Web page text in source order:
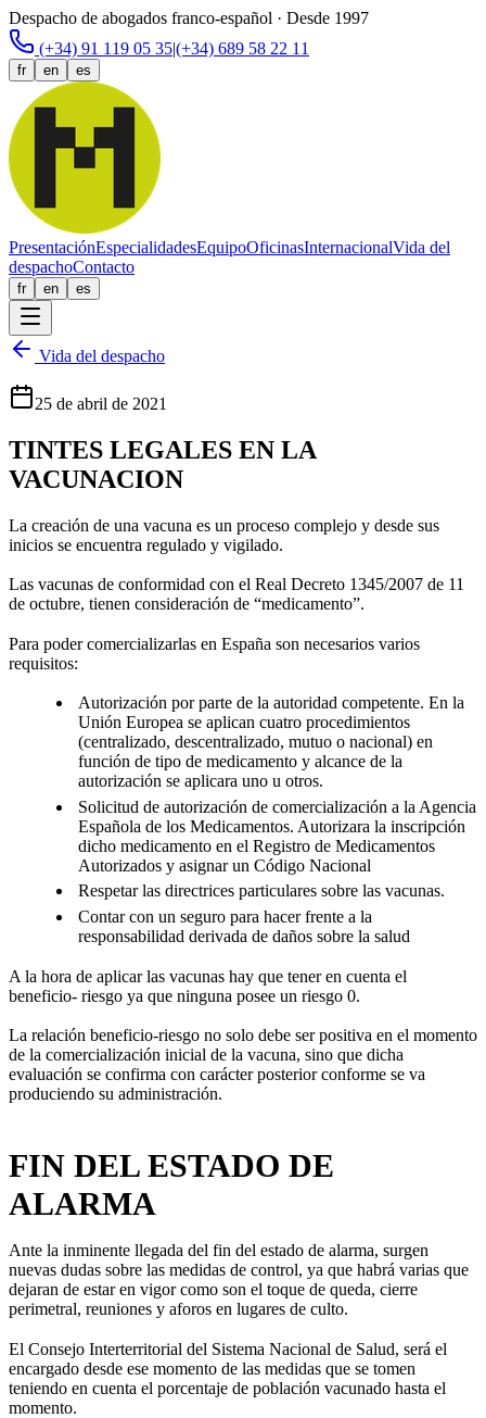
Despacho de abogados franco-español · Desde 1997
(+34) 91 119 05 35|(+34) 689 58 22 11
fr en es
PresentaciónEspecialidadesEquipoOficinasInternacionalVida del
despachoContacto
fr en es
Vida del despacho
25 de abril de 2021
TINTES LEGALES EN LA
VACUNACION
La creación de una vacuna es un proceso complejo y desde sus
inicios se encuentra regulado y vigilado.
Las vacunas de conformidad con el Real Decreto 1345/2007 de 11
de octubre, tienen consideración de “medicamento”.
Para poder comercializarlas en España son necesarios varios
requisitos:
Autorización por parte de la autoridad competente. En la
Unión Europea se aplican cuatro procedimientos
(centralizado, descentralizado, mutuo o nacional) en
función de tipo de medicamento y alcance de la
autorización se aplicara uno u otros.
Solicitud de autorización de comercialización a la Agencia
Española de los Medicamentos. Autorizara la inscripción
dicho medicamento en el Registro de Medicamentos
Autorizados y asignar un Código Nacional
Respetar las directrices particulares sobre las vacunas.
Contar con un seguro para hacer frente a la
responsabilidad derivada de daños sobre la salud
A la hora de aplicar las vacunas hay que tener en cuenta el
beneficio- riesgo ya que ninguna posee un riesgo 0.
La relación beneficio-riesgo no solo debe ser positiva en el momento
de la comercialización inicial de la vacuna, sino que dicha
evaluación se confirma con carácter posterior conforme se va
produciendo su administración.
FIN DEL ESTADO DE
ALARMA
Ante la inminente llegada del fin del estado de alarma, surgen
nuevas dudas sobre las medidas de control, ya que habrá varias que
dejaran de estar en vigor como son el toque de queda, cierre
perimetral, reuniones y aforos en lugares de culto.
El Consejo Interterritorial del Sistema Nacional de Salud, será el
encargado desde ese momento de las medidas que se tomen
teniendo en cuenta el porcentaje de población vacunado hasta el
momento.